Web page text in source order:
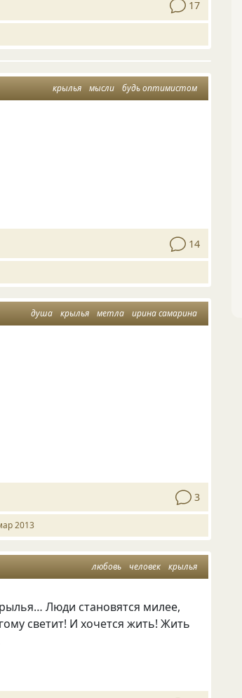
17
крылья мысли будь оптимистом
14
душа крылья метла ирина самарина
3
2013
любовь человек крылья
Люди становятся милее,
светит! И хочется жить! Жить